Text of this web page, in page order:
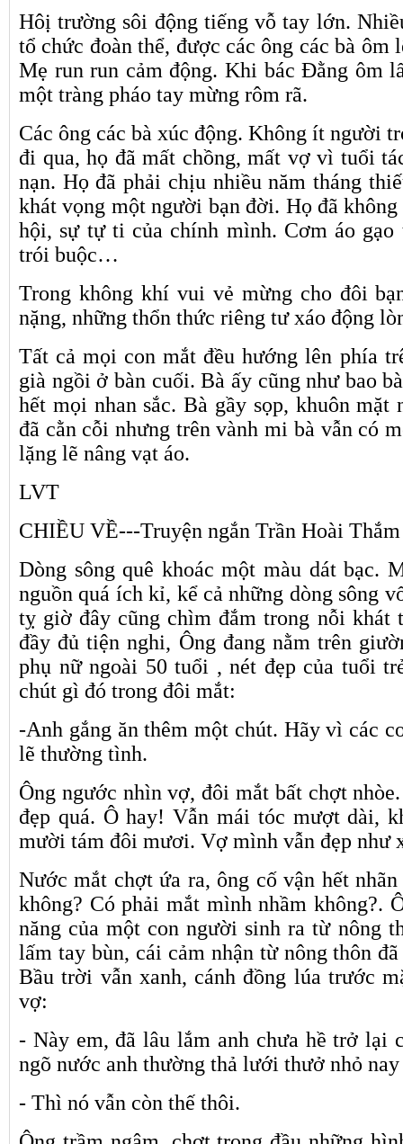
Hôị trường sôi động tiếng vỗ tay lớn.
tổ chức đoàn thể, được các ông các bà
Mẹ run run cảm động. Khi bác Đằng ôm
một tràng pháo tay mừng rôm rã.
Các ông các bà xúc động. Không ít người
đi qua, họ đã mất chồng, mất vợ vì tuổi
nạn. Họ đã phải chịu nhiều năm tháng
khát vọng một người bạn đời. Họ đã
hội, sự tự ti của chính mình. Cơm áo gạo
trói buộc…
Trong không khí vui vẻ mừng cho đôi
nặng, những thổn thức riêng tư xáo động
Tất cả mọi con mắt đều hướng lên phía
già ngồi ở bàn cuối. Bà ấy cũng như bao
hết mọi nhan sắc. Bà gầy sọp, khuôn mặt
đã cằn cỗi nhưng trên vành mi bà vẫn có
lặng lẽ nâng vạt áo.
LVT
CHIỀU VỀ---Truyện ngắn Trần Hoài Thắm
Dòng sông quê khoác một màu dát bạc.
nguồn quá ích kỉ, kể cả những dòng sông
tỵ giờ đây cũng chìm đắm trong nỗi khát
đầy đủ tiện nghi, Ông đang nằm trên
phụ nữ ngoài 50 tuổi , nét đẹp của tuổi
chút gì đó trong đôi mắt:
-Anh gắng ăn thêm một chút. Hãy vì các
lẽ thường tình.
Ông ngước nhìn vợ, đôi mắt bất chợt
đẹp quá. Ô hay! Vẫn mái tóc mượt dài,
mười tám đôi mươi. Vợ mình vẫn đẹp như
Nước mắt chợt ứa ra, ông cố vận hết
không? Có phải mắt mình nhầm không?.
năng của một con người sinh ra từ nông
lấm tay bùn, cái cảm nhận từ nông thôn
Bầu trời vẫn xanh, cánh đồng lúa trước
vợ:
- Này em, đã lâu lắm anh chưa hề trở lại
ngõ nước anh thường thả lưới thưở nhỏ
- Thì nó vẫn còn thế thôi.